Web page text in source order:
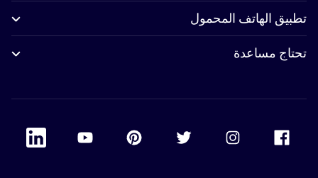
تطبيق الهاتف المحمول
تحتاج مساعدة
Accor Facebook
Accor Twitter
Accor Pinterest
Accor Youtube
Linkedin